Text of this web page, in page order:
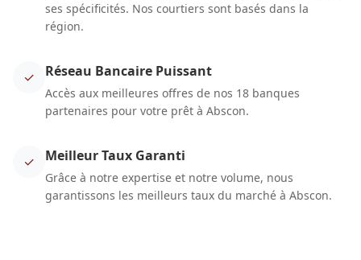
ses spécificités. Nos courtiers sont basés dans la
région.
✓ Réseau Bancaire Puissant
Accès aux meilleures offres de nos 18 banques
partenaires pour votre prêt à Abscon.
✓ Meilleur Taux Garanti
Grâce à notre expertise et notre volume, nous
garantissons les meilleurs taux du marché à Abscon.